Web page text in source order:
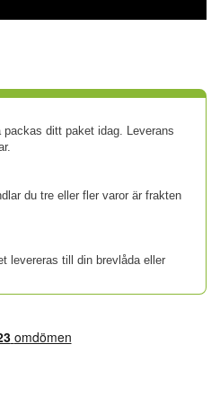
ditt paket idag. Leverans
du tre eller fler varor är frakten
levereras till din brevlåda eller